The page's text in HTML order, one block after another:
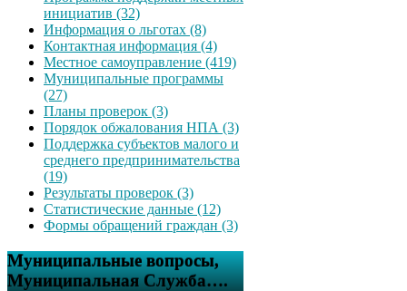
инициатив (32)
Информация о льготах (8)
Контактная информация (4)
Местное самоуправление (419)
Муниципальные программы
(27)
Планы проверок (3)
Порядок обжалования НПА (3)
Поддержка субъектов малого и
среднего предпринимательства
(19)
Результаты проверок (3)
Статистические данные (12)
Формы обращений граждан (3)
Муниципальные вопросы,
Муниципальная Служба….